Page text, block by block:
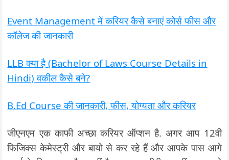
Event Management में करियर कैसे बनाएं कोर्स फीस और
कॉलेज की जानकारी
LLB क्या है (Bachelor of Laws Course Details in
Hindi) वकील कैसे बने?
B.Ed Course की जानकारी, फीस, योग्यता और करियर
जीएनएम एक काफी अच्छा करियर ऑप्शन है. अगर आप 12वी
फिजिक्स केमेस्ट्री और बायो से कर रहे हैं और आपके पास आगे